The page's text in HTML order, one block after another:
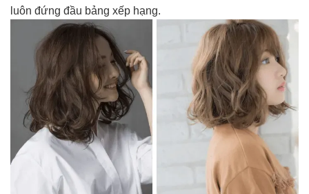
luôn đứng đầu bảng xếp hạng.